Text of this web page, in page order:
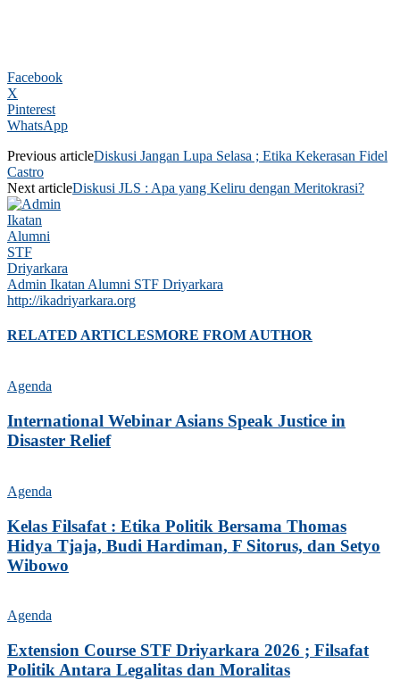
Facebook
X
Pinterest
WhatsApp
Previous articleDiskusi Jangan Lupa Selasa ; Etika Kekerasan Fidel
Castro
Next articleDiskusi JLS : Apa yang Keliru dengan Meritokrasi?
Admin Ikatan Alumni STF Driyarkara
http://ikadriyarkara.org
RELATED ARTICLESMORE FROM AUTHOR
Agenda
International Webinar Asians Speak Justice in
Disaster Relief
Agenda
Kelas Filsafat : Etika Politik Bersama Thomas
Hidya Tjaja, Budi Hardiman, F Sitorus, dan Setyo
Wibowo
Agenda
Extension Course STF Driyarkara 2026 ; Filsafat
Politik Antara Legalitas dan Moralitas